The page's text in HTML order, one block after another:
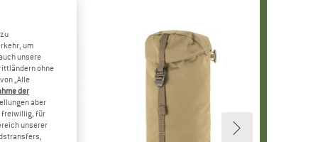
um
unsere
ohne
„Alle
der
aber
freiwillig, für
unserer